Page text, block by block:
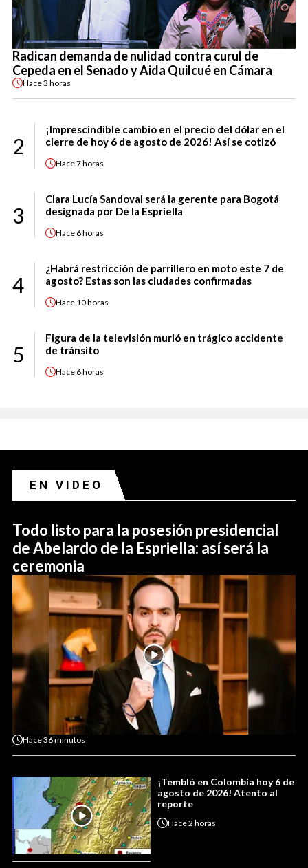
Radican demanda de nulidad contra curul de
Cepeda en el Senado y Aida Quilcué en Cámara
Hace3 horas
2
¡Imprescindible cambio en el precio del dólar en el
cierre de hoy 6 de agosto de 2026! Así se cotizó
Hace7 horas
3
Clara Lucía Sandoval será la gerente para Bogotá
designada por De la Espriella
Hace 6 horas
4
¿Habrá restricción de parrillero en moto este 7 de
agosto? Estas son las ciudades confirmadas
Hace 10 horas
5
Figura de la televisión murió en trágico accidente
de tránsito
Hace 6 horas
EN VIDEO
Todo listo para la posesión presidencial
de Abelardo de la Espriella: así será la
ceremonia
Hace36 minutos
¡Tembló en Colombia hoy 6 de
agosto de 2026! Atento al
reporte
Hace2 horas